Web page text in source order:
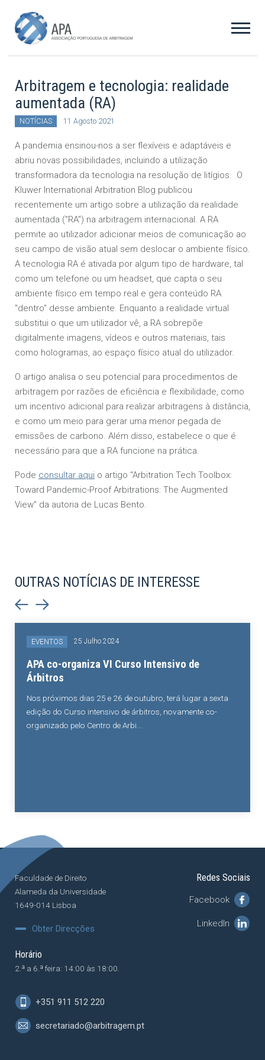
Arbitragem e tecnologia: realidade
aumentada (RA)
NOTÍCIAS 11 Agosto 2021
A pandemia ensinou-nos a ser flexíveis e adaptáveis e
abriu novas possibilidades, incluindo a utilização
transformadora da tecnologia na resolução de litígios. O
Kluwer International Arbitration Blog publicou
recentemente um artigo sobre a utilização da realidade
aumentada ("RA") na arbitragem internacional. A RA
permite ao utilizador adicionar meios de comunicação ao
seu campo de visão atual sem deslocar o ambiente físico.
A tecnologia RA é ativada por algum tipo de hardware, tal
como um telefone ou um headset, que capta o seu
ambiente físico em tempo real e gera conteúdo RA
"dentro" desse ambiente. Enquanto a realidade virtual
substitui o que um utilizador vê, a RA sobrepõe
digitalmente imagens, vídeos e outros materiais, tais
como hologramas, ao espaço físico atual do utilizador.
O artigo analisa o seu potencial para procedimentos de
arbitragem por razões de eficiência e flexibilidade, como
um incentivo adicional para realizar arbitragens à distância,
e como um meio para gerar uma menor pegada de
emissões de carbono. Além disso, estabelece o que é
necessário para que a RA funcione na prática.
Pode consultar aqui o artigo “Arbitration Tech Toolbox:
Toward Pandemic-Proof Arbitrations: The Augmented
View” da autoria de Lucas Bento.
OUTRAS NOTÍCIAS DE INTERESSE
EVENTOS 25 Julho 2024
APA co-organiza VI Curso Intensivo de
Árbitros
Nos próximos dias 25 e 26 de outubro, terá lugar a sexta
edição do Curso intensivo de árbitros, novamente co-
organizado pelo Centro de Arbi...
Redes Sociais
Facebook
LinkedIn
Faculdade de Direito
Alameda da Universidade
1649-014 Lisboa
Obter Direcções
Horário
2.ª a 6.ª feira: 14:00 às 18:00.
+351 911 512 220
secretariado@arbitragem.pt